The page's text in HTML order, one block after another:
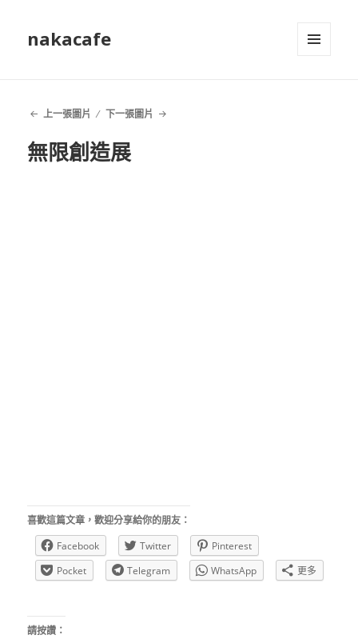
nakacafe
上一張圖片 下一張圖片
無限創造展
喜歡這篇文章，歡迎分享給你的朋友：
Facebook
Twitter
Pinterest
Pocket
Telegram WhatsApp 更多
請按讚：